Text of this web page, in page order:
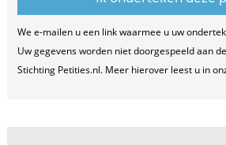
We e-mailen u een link waarmee u uw
Uw gegevens worden niet doorgespeeld aan
Stichting Petities.nl. Meer hierover leest u in